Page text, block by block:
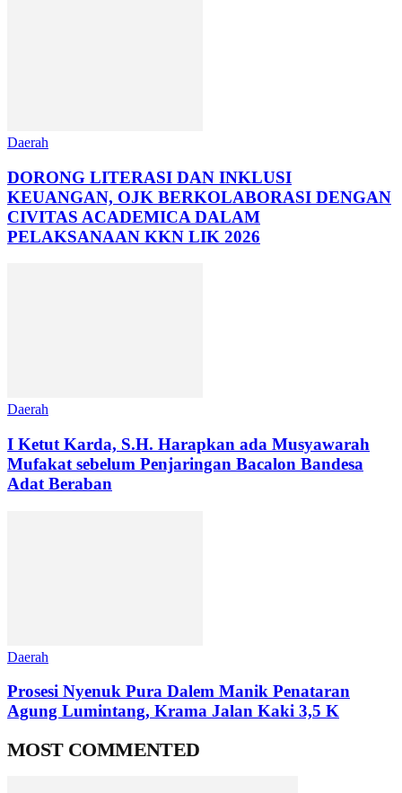
Daerah
DORONG LITERASI DAN INKLUSI
KEUANGAN, OJK BERKOLABORASI DENGAN
CIVITAS ACADEMICA DALAM
PELAKSANAAN KKN LIK 2026
Daerah
I Ketut Karda, S.H. Harapkan ada Musyawarah
Mufakat sebelum Penjaringan Bacalon Bandesa
Adat Beraban
Daerah
Prosesi Nyenuk Pura Dalem Manik Penataran
Agung Lumintang, Krama Jalan Kaki 3,5 K
MOST COMMENTED